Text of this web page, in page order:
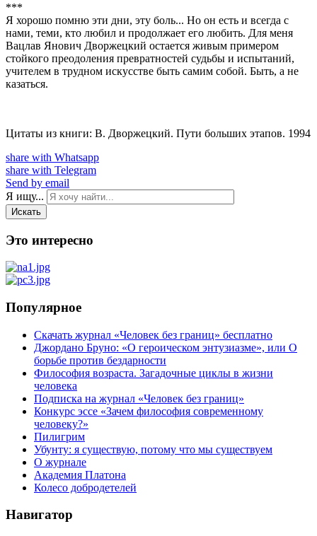
***
Я хорошо помню эти дни, эту боль... Но он есть и всегда с
нами, теми, кто любил и продолжает его любить. Для меня
Вацлав Янович Дворжецкий остается живым примером
стойкого преодоления превратностей судьбы и испытаний,
учителем в трудном искусстве быть самим собой. Быть, а не
казаться.
Цитаты из книги: В. Дворжецкий. Пути больших этапов. 1994
share with Whatsapp
share with Telegram
Send by email
Я ищу...
Искать
Это интересно
Популярное
Скачать журнал «Человек без границ» бесплатно
Джордано Бруно: «О героическом энтузиазме», или О
борьбе против бездарности
Философия возраста. Загадочные циклы в жизни
человека
Подписка на журнал «Человек без границ»
Конкурс эссе «Зачем философия современному
человеку?»
Пилигрим
Убунту: я существую, потому что мы существуем
О журнале
Академия Платона
Колесо добродетелей
Навигатор